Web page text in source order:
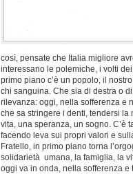
così, pensate che Italia migliore
interessano le polemiche, i volti
primo piano c’è un popolo, il
chi sanguina. Che sia di destra o
rilevanza: oggi, nella sofferenza e
che sa stringere i denti, tendersi
vita, una speranza, un sogno. C’è
facendo leva sui propri valori e
Fratello, in primo piano torna
solidarietà umana, la famiglia, la
oggi va in onda, nella sofferenza